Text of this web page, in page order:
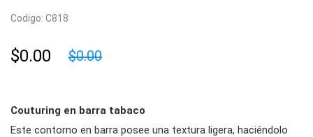
Codigo: C818
$0.00 $0.00
Couturing en barra tabaco
Este contorno en barra posee una textura ligera, haciéndolo